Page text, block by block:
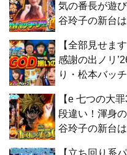
気の番長が遊
谷玲子の新台
【全部見せま
感謝の出ノリ
り・松本バッ
【e 七つの大
段違い！渾身
谷玲子の新台